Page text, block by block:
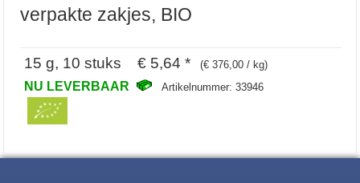
verpakte zakjes, BIO
15 g, 10 stuks € 5,64 * (€ 376,00 / kg)
NU LEVERBAAR Artikelnummer: 33946